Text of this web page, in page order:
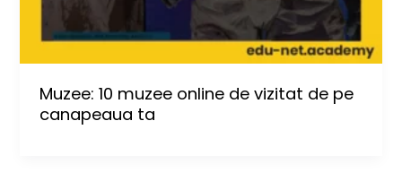
Muzee: 10 muzee online de vizitat de pe
canapeaua ta